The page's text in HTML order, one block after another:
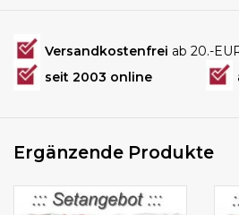
Versandkostenfrei ab 20.-
seit 2003 online
Ergänzende Produkte